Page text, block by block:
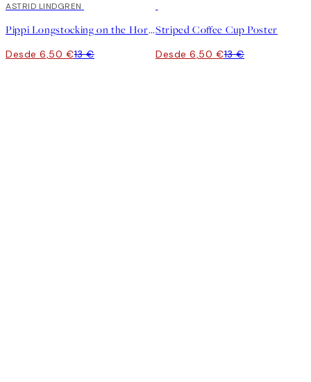
50%*
ASTRID LINDGREN
Pippi Longstocking on the Horse Poster
Desde 6,50 €13 €
Striped Coffee Cup Poster
Desde 6,50 €13 €